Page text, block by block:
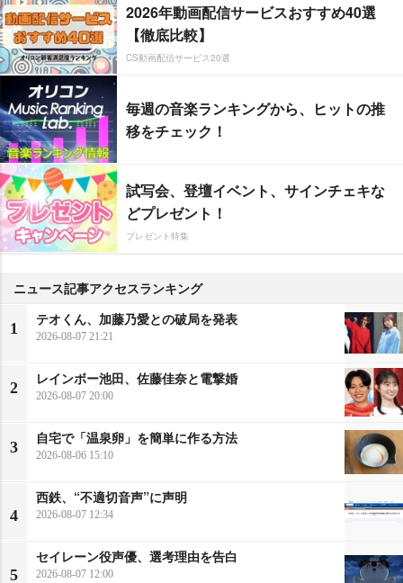
2026年動画配信サービスおすすめ40選
【徹底比較】
CS動画配信サービス20選
毎週の音楽ランキングから、ヒットの推
移をチェック！
試写会、登壇イベント、サインチェキな
どプレゼント！
プレゼント特集
ニュース記事アクセスランキング
1
テオくん、加藤乃愛との破局を発表
2026-08-07 21:21
2
レインボー池田、佐藤佳奈と電撃婚
2026-08-07 20:00
3
自宅で「温泉卵」を簡単に作る方法
2026-08-06 15:10
4
西鉄、“不適切音声”に声明
2026-08-07 12:34
5
セイレーン役声優、選考理由を告白
2026-08-07 12:00